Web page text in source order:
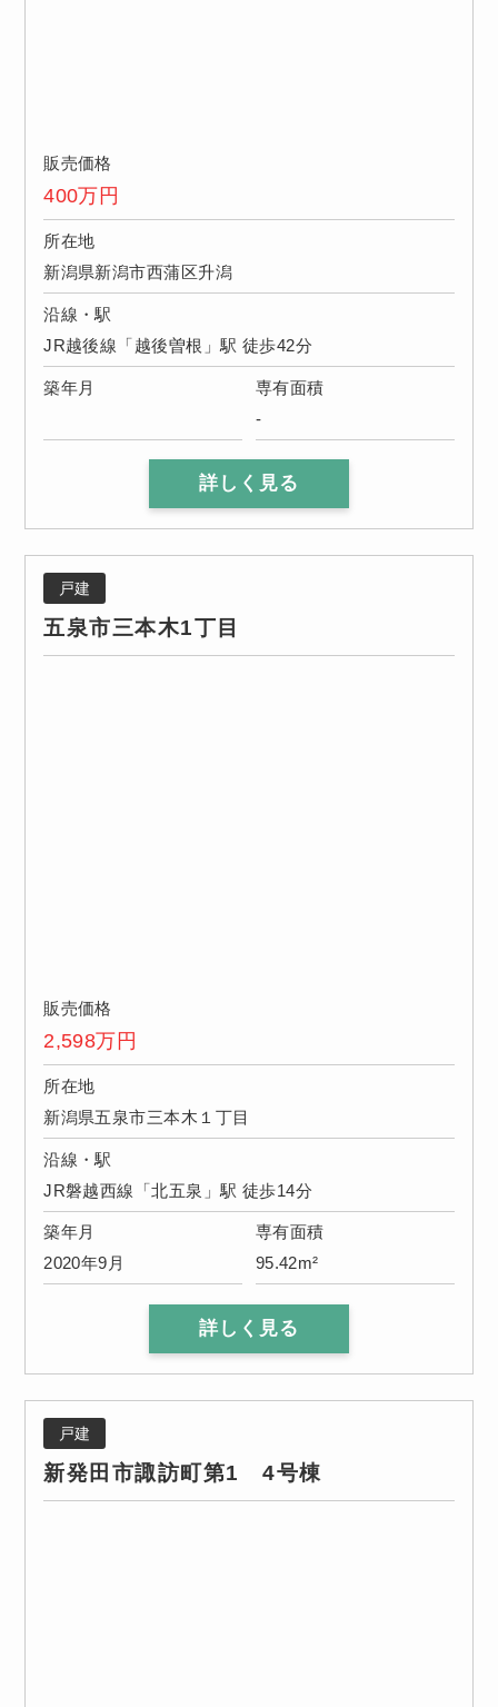
販売価格
400万円
所在地
新潟県新潟市西蒲区升潟
沿線・駅
JR越後線「越後曽根」駅 徒歩42分
築年月
専有面積
-
詳しく見る
戸建
五泉市三本木1丁目
販売価格
2,598万円
所在地
新潟県五泉市三本木１丁目
沿線・駅
JR磐越西線「北五泉」駅 徒歩14分
築年月
2020年9月
専有面積
95.42m²
詳しく見る
戸建
新発田市諏訪町第1 4号棟